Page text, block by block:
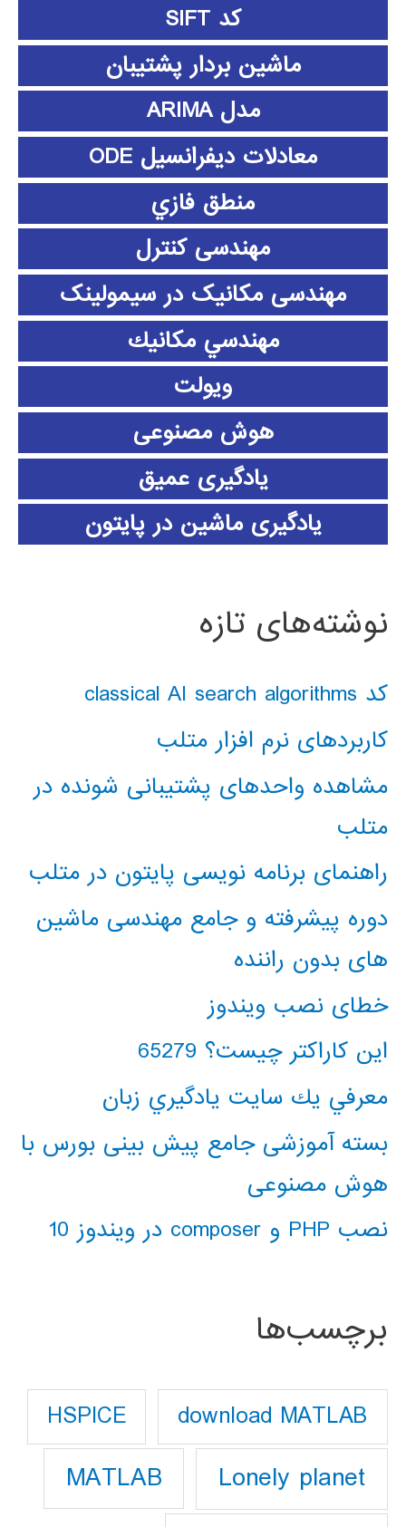
کد SIFT
ماشین بردار پشتیبان
مدل ARIMA
معادلات دیفرانسیل ODE
منطق فازي
مهندسی کنترل
مهندسی مکانیک در سیمولینک
مهندسي مكانيك
ویولت
هوش مصنوعی
یادگیری عمیق
یادگیری ماشین در پایتون
نوشته‌های تازه
کد classical AI search algorithms
کاربردهای نرم افزار متلب
مشاهده واحدهای پشتیبانی شونده در
متلب
راهنمای برنامه نویسی پایتون در متلب
دوره پیشرفته و جامع مهندسی ماشین
های بدون راننده
خطای نصب ویندوز
این کاراکتر چیست؟ 65279
معرفي يك سايت يادگيري زبان
بسته آموزشی جامع پیش بینی بورس با
هوش مصنوعی
نصب PHP و composer در ویندوز 10
برچسب‌ها
download MATLAB
HSPICE
Lonely planet
MATLAB